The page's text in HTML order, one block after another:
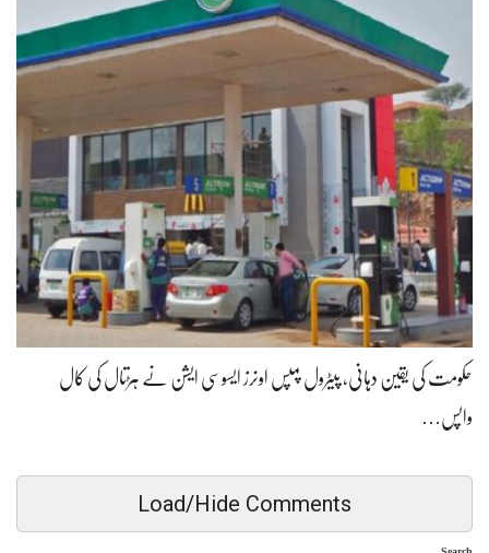
حکومت کی یقین دہانی، پیٹرول پمپس اونرز ایسوسی ایشن نے ہڑتال کی کال
واپس…
Load/Hide Comments